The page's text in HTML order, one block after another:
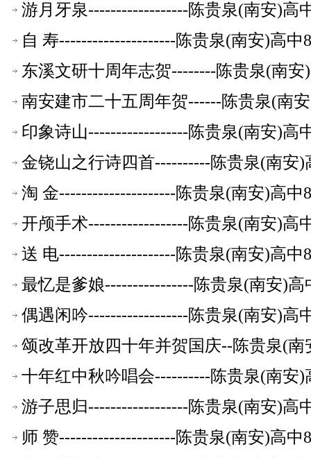
游月牙泉------------------陈贵泉(南安)高
自 寿---------------------陈贵泉(南安)高中
东溪文研十周年志贺--------陈贵泉(南安
南安建市二十五周年贺------陈贵泉(南
印象诗山------------------陈贵泉(南安)高
金铙山之行诗四首----------陈贵泉(南安)
淘 金---------------------陈贵泉(南安)高中
开颅手术------------------陈贵泉(南安)高
送 电---------------------陈贵泉(南安)高中
最忆是爹娘----------------陈贵泉(南安)高
偶遇闲吟------------------陈贵泉(南安)高
颂改革开放四十年并贺国庆--陈贵泉(
十年红中秋吟唱会----------陈贵泉(南安)
游子思归------------------陈贵泉(南安)高
师 赞---------------------陈贵泉(南安)高中